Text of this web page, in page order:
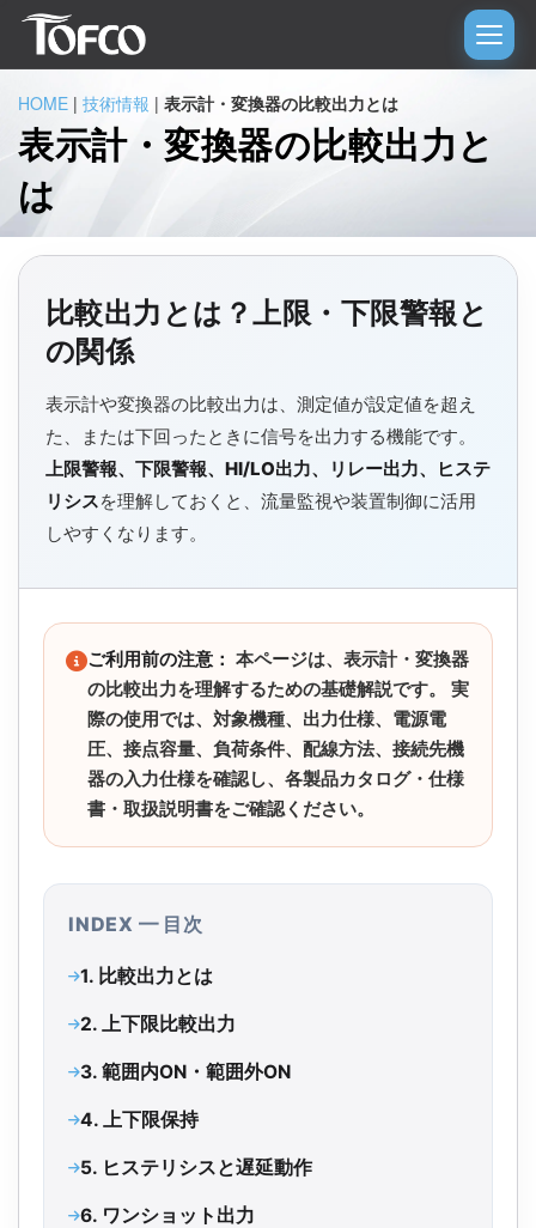
HOME | 技術情報 | 表示計・変換器の比較出力とは
表示計・変換器の比較出力と
は
比較出力とは？上限・下限警報と
の関係
表示計や変換器の比較出力は、測定値が設定値を超え
た、または下回ったときに信号を出力する機能です。
上限警報、下限警報、HI/LO出力、リレー出力、ヒステ
リシスを理解しておくと、流量監視や装置制御に活用
しやすくなります。
ご利用前の注意： 本ページは、表示計・変換器
の比較出力を理解するための基礎解説です。 実
際の使用では、対象機種、出力仕様、電源電
圧、接点容量、負荷条件、配線方法、接続先機
器の入力仕様を確認し、各製品カタログ・仕様
書・取扱説明書をご確認ください。
INDEX ━ 目次
1. 比較出力とは
2. 上下限比較出力
3. 範囲内ON・範囲外ON
4. 上下限保持
5. ヒステリシスと遅延動作
6. ワンショット出力